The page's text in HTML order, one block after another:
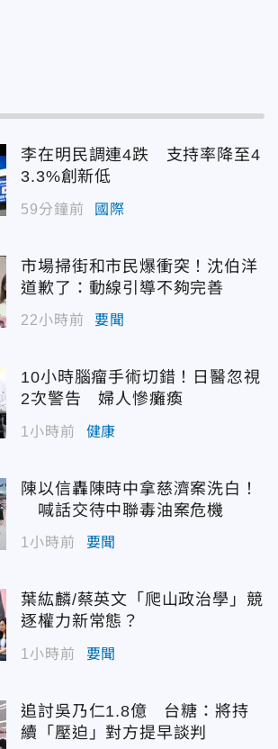
李在明民調連4跌 支持率降至4
3.3%創新低
59分鐘前 國際
市場掃街和市民爆衝突！沈伯洋
道歉了：動線引導不夠完善
22小時前 要聞
10小時腦瘤手術切錯！日醫忽視
2次警告 婦人慘癱瘓
1小時前 健康
陳以信轟陳時中拿慈濟案洗白！
喊話交待中聯毒油案危機
1小時前 要聞
葉紘麟/蔡英文「爬山政治學」競
逐權力新常態？
1小時前 要聞
追討吳乃仁1.8億 台糖：將持
續「壓迫」對方提早談判